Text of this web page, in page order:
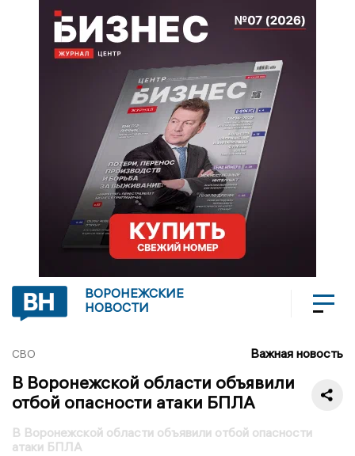
ВОРОНЕЖСКИЕ
НОВОСТИ
СВО Важная новость
В Воронежской области объявили
отбой опасности атаки БПЛА
В Воронежской области объявили отбой опасности
атаки БПЛА